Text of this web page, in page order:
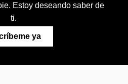
Estoy deseando saber de
ti.
ya